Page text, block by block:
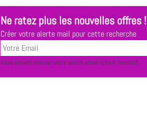
Ne ratez plus les nouvelles offres !
Créer votre alerte mail pour cette recherche
Vous pouvez annuler votre alerte email à tout moment.